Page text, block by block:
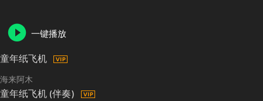
一键播放
童年纸飞机
海来阿木
童年纸飞机 (伴奏)